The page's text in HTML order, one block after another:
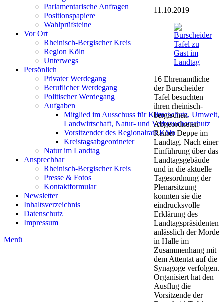
Parlamentarische Anfragen
Positionspapiere
Wahlprüfsteine
Vor Ort
Rheinisch-Bergischer Kreis
Region Köln
Unterwegs
Persönlich
Privater Werdegang
Beruflicher Werdegang
Politischer Werdegang
Aufgaben
Mitglied im Ausschuss für Klimaschutz, Umwelt,
Landwirtschaft, Natur- und Verbraucherschutz
Vorsitzender des Regionalrats Köln
Kreistagsabgeordneter
Natur im Landtag
Ansprechbar
Rheinisch-Bergischer Kreis
Presse & Fotos
Kontaktformular
Newsletter
Inhaltsverzeichnis
Datenschutz
Impressum
Menü
11.10.2019
16 Ehrenamtliche
der Burscheider
Tafel besuchten
ihren rheinisch-
bergischen
Abgeordneten
Rainer Deppe im
Landtag. Nach einer
Einführung über das
Landtagsgebäude
und in die aktuelle
Tagesordnung der
Plenarsitzung
konnten sie die
eindrucksvolle
Erklärung des
Landtagspräsidenten
anlässlich der Morde
in Halle im
Zusammenhang mit
dem Attentat auf die
Synagoge verfolgen.
Organisiert hat den
Ausflug die
Vorsitzende der